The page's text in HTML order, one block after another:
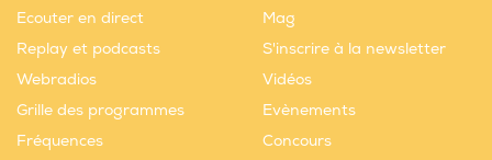
Ecouter en direct
Replay et podcasts
Webradios
Grille des programmes
Fréquences
Mag
S'inscrire à la newsletter
Vidéos
Evènements
Concours